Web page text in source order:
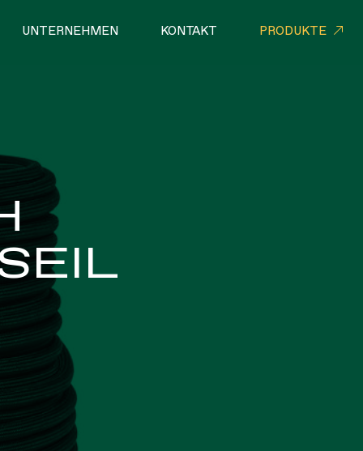
PRODUKTE
UNTERNEHMEN KONTAKT